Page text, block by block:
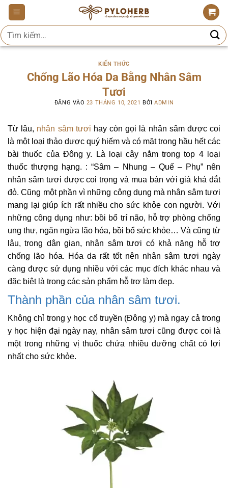
Bỏ
qua
nội
dung
Tìm
kiếm:
KIẾN THỨC
Chống Lão Hóa Da Bằng Nhân Sâm
Tươi
ĐĂNG VÀO 23 THÁNG 10, 2021 BỞIADMIN
Từ lâu, nhân sâm tươi hay còn gọi là nhân sâm được coi
là một loại thảo dược quý hiếm và có mặt trong hầu hết các
bài thuốc của Đông y. Là loại cây nằm trong top 4 loại
thuốc thượng hạng. : “Sâm – Nhung – Quế – Phụ” nên
nhân sâm tươi được coi trọng và mua bán với giá khá đắt
đỏ. Cũng một phần vì những công dụng mà nhân sâm tươi
mang lại giúp ích rất nhiều cho sức khỏe con người. Với
những công dụng như: bồi bổ trí não, hỗ trợ phòng chống
ung thư, ngăn ngừa lão hóa, bồi bổ sức khỏe… Và cũng từ
lâu, trong dân gian, nhân sâm tươi có khả năng hỗ trợ
chống lão hóa. Hóa da rất tốt nên nhân sâm tươi ngày
càng được sử dụng nhiều với các mục đích khác nhau và
đặc biệt là trong các sản phẩm hỗ trợ làm đẹp.
Thành phần của nhân sâm tươi.
Không chỉ trong y học cổ truyền (Đông y) mà ngay cả trong
y học hiện đại ngày nay, nhân sâm tươi cũng được coi là
một trong những vị thuốc chứa nhiều dưỡng chất có lợi
nhất cho sức khỏe.